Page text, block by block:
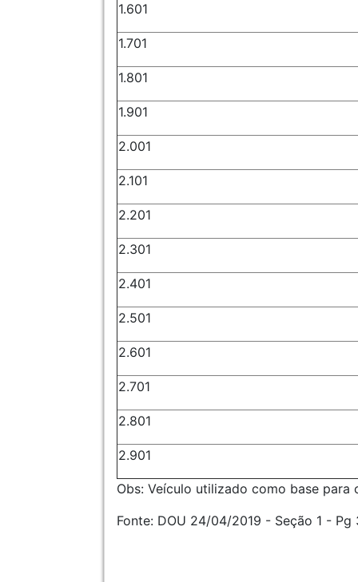
1.601
1.701
1.801
1.901
2.001
2.101
2.201
2.301
2.401
2.501
2.601
2.701
2.801
2.901
Obs: Veículo utilizado como base
Fonte: DOU 24/04/2019 - Seção 1 - Pg